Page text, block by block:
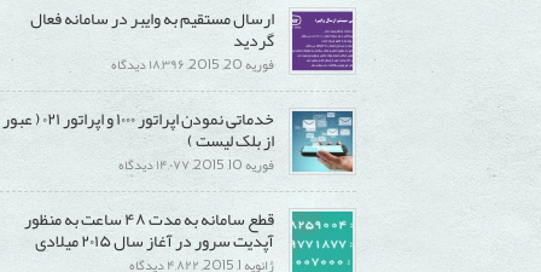
ارسال مستقیم به وایبر در سامانه فعال
گردید
فوریه 20, 2015, ۱۸,۳۹۶ دیدگاه
برای
ارسال
مستقیم
به
وایبر
در
سامانه
فعال
خدماتی نمودن اپراتور ۱۰۰۰ و اپراتور ۰۲۱ ( عبور
از بلک لیست )
فوریه 10, 2015, ۱۴,۰۷۷ دیدگاه
برای
خدماتی
نمودن
اپراتور
قطع سامانه به مدت ۴۸ ساعت به منظور
آپدیت سرور در آغاز سال ۲۰۱۵ میلادی
ژانویه 1, 2015, ۴,۸۲۲ دیدگاه
برای